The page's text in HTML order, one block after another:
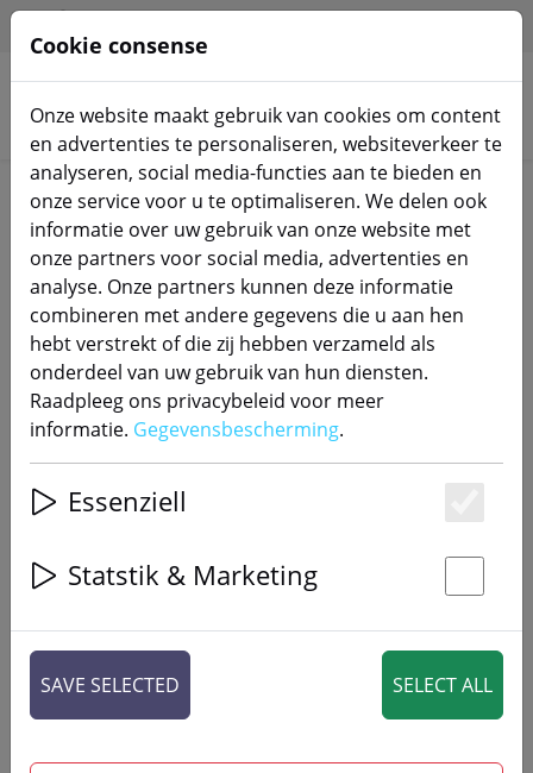
Zoek producten
Home Schakelactuators
SONOFF DR DIN-railsteunen
‹ ›
Cookie consense
Onze website maakt gebruik van cookies om content
en advertenties te personaliseren, websiteverkeer te
analyseren, social media-functies aan te bieden en
onze service voor u te optimaliseren. We delen ook
informatie over uw gebruik van onze website met
onze partners voor social media, advertenties en
analyse. Onze partners kunnen deze informatie
combineren met andere gegevens die u aan hen
hebt verstrekt of die zij hebben verzameld als
onderdeel van uw gebruik van hun diensten.
Raadpleeg ons privacybeleid voor meer
informatie. Gegevensbescherming.
Essenziell
Statstik & Marketing
SAVE SELECTED SELECT ALL